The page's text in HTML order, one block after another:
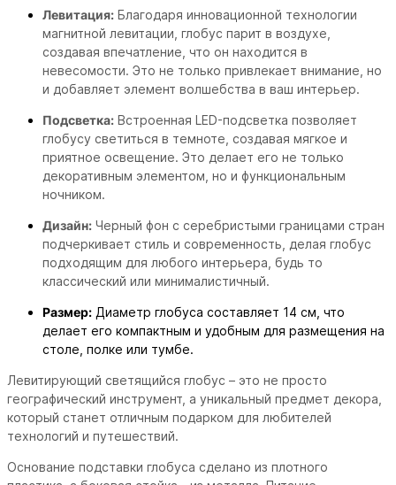
Левитация: Благодаря инновационной технологии
магнитной левитации, глобус парит в воздухе,
создавая впечатление, что он находится в
невесомости. Это не только привлекает внимание, но
и добавляет элемент волшебства в ваш интерьер.
Подсветка: Встроенная LED-подсветка позволяет
глобусу светиться в темноте, создавая мягкое и
приятное освещение. Это делает его не только
декоративным элементом, но и функциональным
ночником.
Дизайн: Черный фон с серебристыми границами стран
подчеркивает стиль и современность, делая глобус
подходящим для любого интерьера, будь то
классический или минималистичный.
Размер: Диаметр глобуса составляет 14 см, что
делает его компактным и удобным для размещения на
столе, полке или тумбе.
Левитирующий светящийся глобус – это не просто
географический инструмент, а уникальный предмет декора,
который станет отличным подарком для любителей
технологий и путешествий.
Основание подставки глобуса сделано из плотного